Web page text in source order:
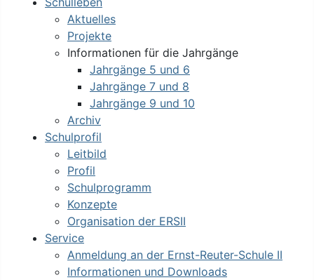
Aktuelles
Projekte
Informationen für die Jahrgänge
Jahrgänge 5 und 6
Jahrgänge 7 und 8
Jahrgänge 9 und 10
Archiv
Schulprofil
Leitbild
Profil
Schulprogramm
Konzepte
Organisation der ERSII
Service
Anmeldung an der Ernst-Reuter-Schule II
Informationen und Downloads